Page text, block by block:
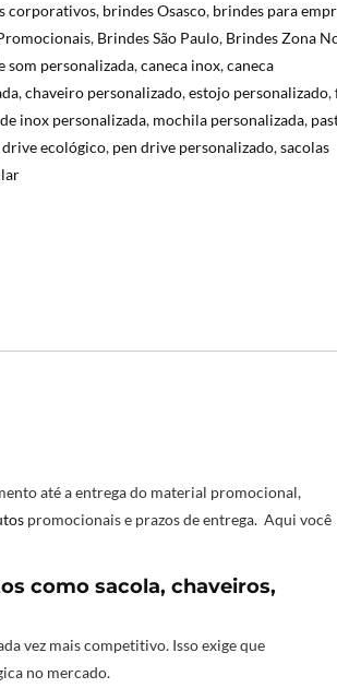
corporativos, brindes Osasco, brindes para
, Brindes São Paulo, Brindes Zona
som personalizada,caneca inox,caneca
,chaveiro personalizado,estojo personalizado,
inox personalizada, mochila personalizada,
drive ecológico, pen drive personalizado,sacolas
até a entrega do material promocional,
promocionais e prazos de entrega. Aqui você
como sacola, chaveiros,
vez mais competitivo. Isso exige que
no mercado.